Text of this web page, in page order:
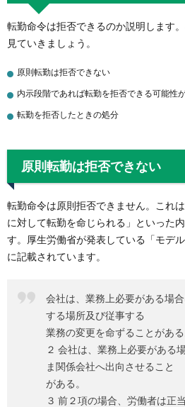
転勤命令は拒否できるのか説明します
見ていきましょう。
原則転勤は拒否できない
内示段階であれば転勤を拒否できる可能性
転勤を拒否したときの処分
原則転勤は拒否できない
転勤命令は原則拒否できません。これ
に対して転勤を命じられる」といった
す。厚生労働省が発表している「モデ
に記載されています。
会社は、業務上必要がある場
する場所及び従事する
業務の変更を命ずることがある
２ 会社は、業務上必要がある
ま関係会社へ出向させること
がある。
３ 前２項の場合、労働者は正